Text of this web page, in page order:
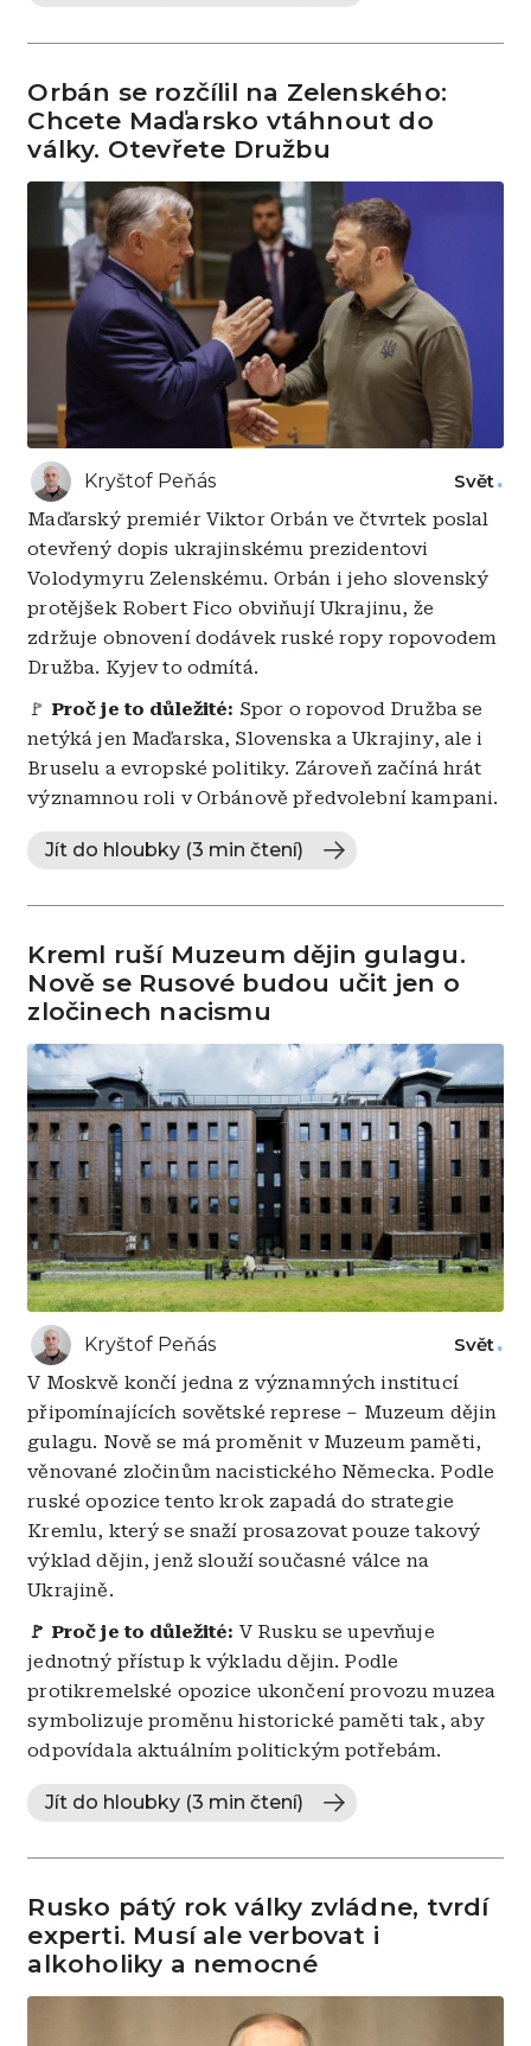
Orbán se rozčílil na Zelenského:
Chcete Maďarsko vtáhnout do
války. Otevřete Družbu
Kryštof Peňás Svět
Maďarský premiér Viktor Orbán ve čtvrtek poslal
otevřený dopis ukrajinskému prezidentovi
Volodymyru Zelenskému. Orbán i jeho slovenský
protějšek Robert Fico obviňují Ukrajinu, že
zdržuje obnovení dodávek ruské ropy ropovodem
Družba. Kyjev to odmítá.
🚩 Proč je to důležité: Spor o ropovod Družba se
netýká jen Maďarska, Slovenska a Ukrajiny, ale i
Bruselu a evropské politiky. Zároveň začíná hrát
významnou roli v Orbánově předvolební kampani.
Jít do hloubky (3 min čtení)
Kreml ruší Muzeum dějin gulagu.
Nově se Rusové budou učit jen o
zločinech nacismu
Kryštof Peňás Svět
V Moskvě končí jedna z významných institucí
připomínajících sovětské represe – Muzeum dějin
gulagu. Nově se má proměnit v Muzeum paměti,
věnované zločinům nacistického Německa. Podle
ruské opozice tento krok zapadá do strategie
Kremlu, který se snaží prosazovat pouze takový
výklad dějin, jenž slouží současné válce na
Ukrajině.
🚩 Proč je to důležité: V Rusku se upevňuje
jednotný přístup k výkladu dějin. Podle
protikremelské opozice ukončení provozu muzea
symbolizuje proměnu historické paměti tak, aby
odpovídala aktuálním politickým potřebám.
Jít do hloubky (3 min čtení)
Rusko pátý rok války zvládne, tvrdí
experti. Musí ale verbovat i
alkoholiky a nemocné